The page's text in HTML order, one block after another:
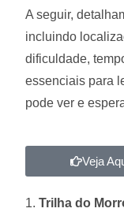
A seguir,
incluindo
dificuldade,
essenciais para
pode ver e
Veja
1.Trilha do